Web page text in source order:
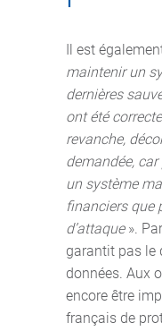
Il est
maintenir un
dernières
ont été
revanche,
demandée,
un système
financiers que
d’attaque».
garantit pas le
données. Aux
encore être
français de